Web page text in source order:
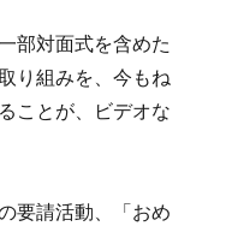
部対面式を含めた
り組みを、今もね
ことが、ビデオな
要請活動、「おめ